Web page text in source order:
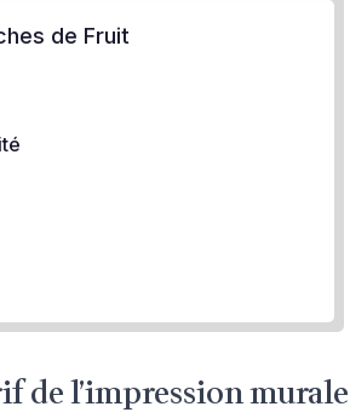
de Fruit
de l’impression murale